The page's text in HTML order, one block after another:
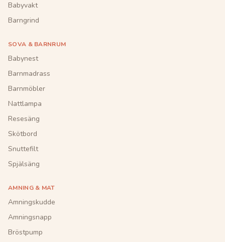
Babyvakt
Barngrind
SOVA & BARNRUM
Babynest
Barnmadrass
Barnmöbler
Nattlampa
Resesäng
Skötbord
Snuttefilt
Spjälsäng
AMNING & MAT
Amningskudde
Amningsnapp
Bröstpump